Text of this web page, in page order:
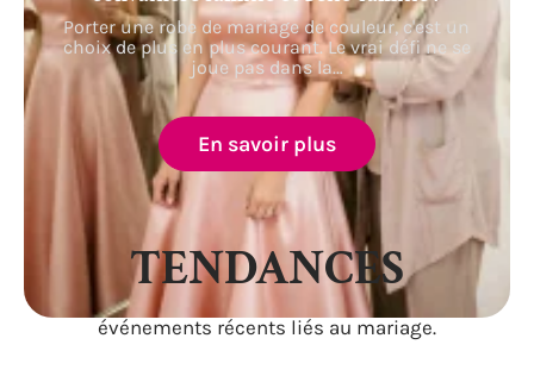
Porter une robe de mariage de couleur, c'est un
choix de plus en plus courant. Le vrai défi ne se
joue pas dans la…
En savoir plus
TENDANCES
Suivez les tendances et les
événements récents liés au mariage.